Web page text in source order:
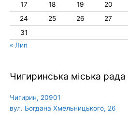
17
18 19 20
24
25 26 27
31
« Лип
Чигиринська міська рада
Чигирин, 20901
вул. Богдана Хмельницького, 26